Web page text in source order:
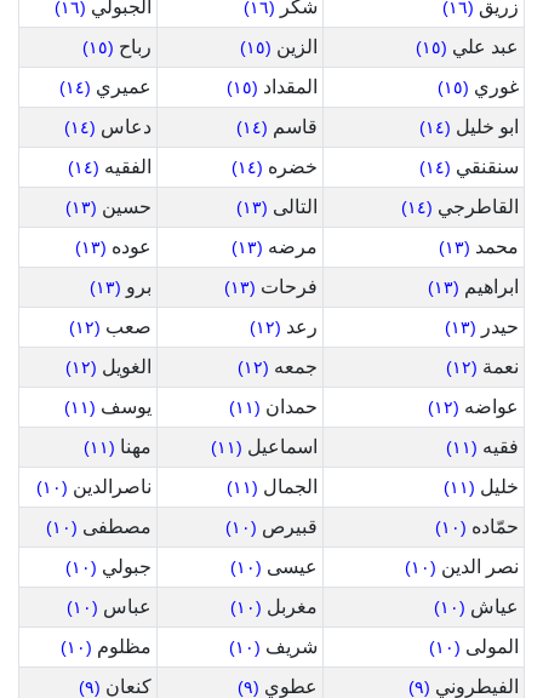
زريق (١٦) شكر (١٦) الجبولي (١٦)
عبد علي (١٥) الزين (١٥) رباح (١٥)
غوري (١٥) المقداد (١٥) عميري (١٤)
ابو خليل (١٤) قاسم (١٤) دعاس (١٤)
سنقنقي (١٤) خضره (١٤) الفقيه (١٤)
القاطرجي (١٤) التالى (١٣) حسين (١٣)
محمد (١٣) مرضه (١٣) عوده (١٣)
ابراهيم (١٣) فرحات (١٣) برو (١٣)
حيدر (١٣) رعد (١٢) صعب (١٢)
نعمة (١٢) جمعه (١٢) الغويل (١٢)
عواضه (١٢) حمدان (١١) يوسف (١١)
فقيه (١١) اسماعيل (١١) مهنا (١١)
خليل (١١) الجمال (١١) ناصرالدين (١٠)
حمّاده (١٠) قبيرص (١٠) مصطفى (١٠)
نصر الدين (١٠) عيسى (١٠) جبولي (١٠)
عياش (١٠) مغربل (١٠) عباس (١٠)
المولى (١٠) شريف (١٠) مظلوم (١٠)
الفيطروني (٩) عطوي (٩) كنعان (٩)